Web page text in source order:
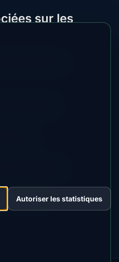
sur les
Fairbanks
Autoriser les statistiques